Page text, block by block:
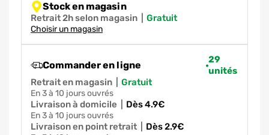
Stock en magasin
Retrait 2h selon magasin gratuit
Choisir un magasin
Commander en ligne
29
unités
Retrait en magasin
gratuit
en 3 à 10 jours ouvrés
Livraison à domicile dès 4.9€
en 3 à 10 jours ouvrés
Livraison en point retrait dès 2.9€